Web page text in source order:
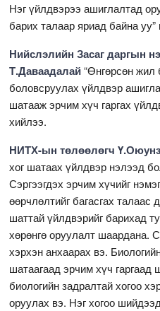
Нэг үйлдвэрээ ашиглалтад
барих талаар яриад байна уу”
Нийслэлийн Засаг даргын
Т.Даваадалай“Өнгөрсөн жил
боловсруулах үйлдвэр
шатааж эрчим хүч гаргах
хийлээ.
НИТХ-ын төлөөлөгч
хог шатаах үйлдвэр нэлээд
Сэргээгдэх эрчим хүчийг
өөрчлөлтийг багасгах
шаттай үйлдвэрийг барихад
хөрөнгө оруулалт шаардана.
хэрхэн анхаарах вэ.
шатаагаад эрчим хүч
биологийн задралтай хогоо
оруулах вэ. Нэг хогоо